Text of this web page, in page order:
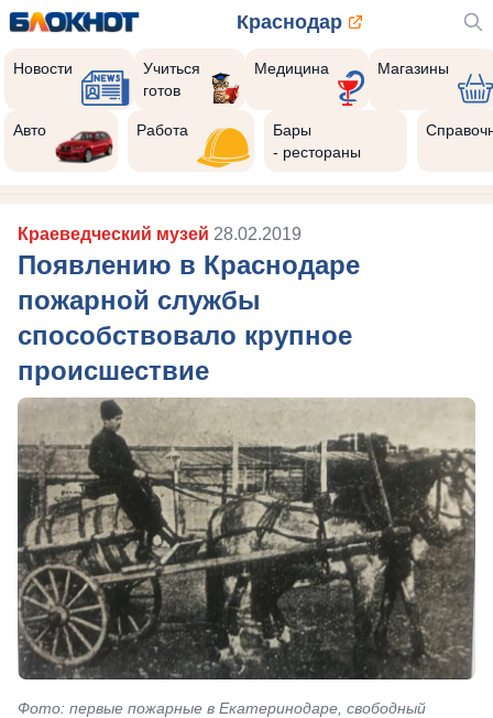
Краснодар
Новости
Учиться
готов
Медицина Магазины
Авто Работа
Бары
- рестораны
Краеведческий музей 28.02.2019
Появлению в Краснодаре
пожарной службы
способствовало крупное
происшествие
Фото: первые пожарные в Екатеринодаре, свободный